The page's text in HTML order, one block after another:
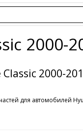
2000-
2000-
для автомобилей